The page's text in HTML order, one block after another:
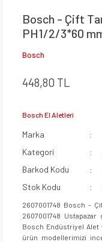
Bosch - Çift
PH1/2/3*60
Bosch
448,80 TL
Bosch El Aletleri
Marka
Kategori
Barkod Kodu
Stok Kodu
2607001748 Bosch -
2607001748
Bosch Endüstriyel Alet
ürün modellerimizi